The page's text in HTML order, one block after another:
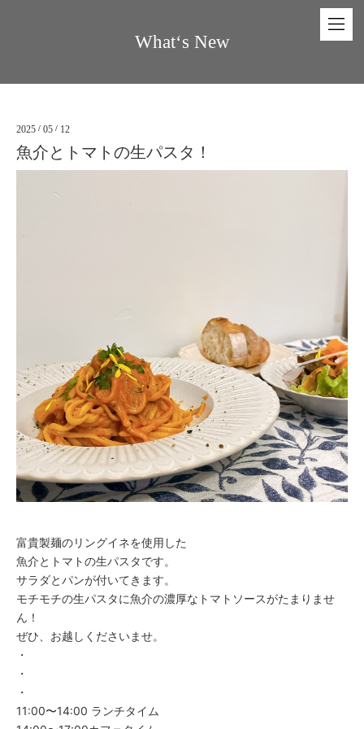
What‘s New
2025 / 05 / 12
魚介とトマトの生パスタ！
富貴製麺のリングイネを使用した
魚介とトマトの生パスタです。
サラダとパンが付いてきます。
モチモチの生パスタに魚介の濃厚なトマトソースがたまりませ
ん！
ぜひ、お越しくださいませ。
・
・
・
11:00〜14:00 ランチタイム